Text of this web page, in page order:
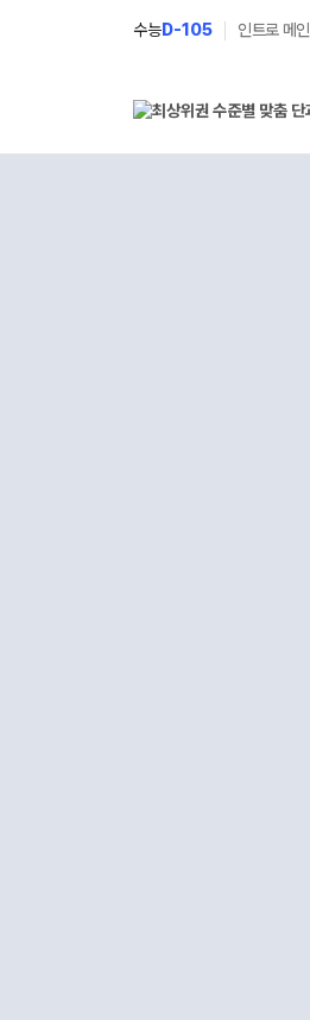
수능D-105 인트로 메인